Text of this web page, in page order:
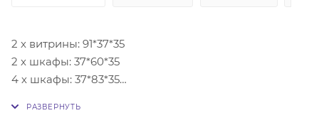
2 х витрины: 91*37*35
2 х шкафы: 37*60*35
4 х шкафы: 37*83*35